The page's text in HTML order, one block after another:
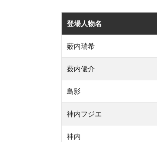
登場人物名
薮内瑞希
薮内優介
島影
神内フジエ
神内